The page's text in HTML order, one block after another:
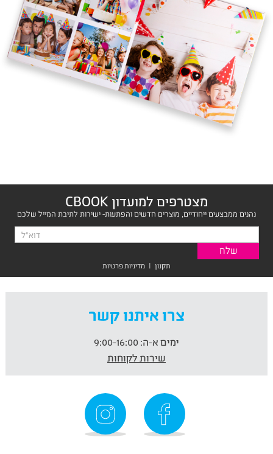
מצטרפים למועדון CBOOK
נהנים ממבצעים ייחודיים, מוצרים חדשים והפתעות- ישירות לתיבת המייל שלכם
תקנון | מדיניות פרטיות
צרו איתנו קשר
ימים א-ה:
שירות לקוחות